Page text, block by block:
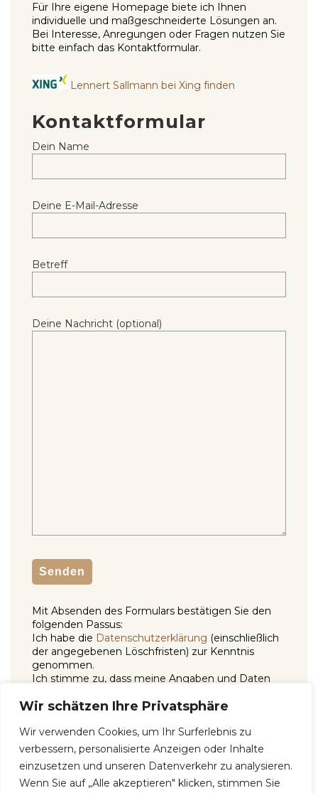
Wir schätzen Ihre Privatsphäre
Wir verwenden Cookies, um Ihr Surferlebnis zu
verbessern, personalisierte Anzeigen oder Inhalte
einzusetzen und unseren Datenverkehr zu analysieren.
Wenn Sie auf „Alle akzeptieren" klicken, stimmen Sie
Für Ihre eigene Homepage biete ich Ihnen
individuelle und maßgeschneiderte Lösungen an.
Bei Interesse, Anregungen oder Fragen nutzen Sie
bitte einfach das Kontaktformular.
Lennert Sallmann bei Xing finden
Kontaktformular
Dein Name
Deine E-Mail-Adresse
Betreff
Deine Nachricht (optional)
Mit Absenden des Formulars bestätigen Sie den
folgenden Passus:
Ich habe die Datenschutzerklärung (einschließlich
der angegebenen Löschfristen) zur Kenntnis
genommen.
Ich stimme zu, dass meine Angaben und Daten
erhoben und gespeichert werden. Die Einwilligung
info@ahnenglueck.de widerrufen werden.
Von einer Übersendung sensibler Daten (zum
Beispiel Gesundheitsdaten) auf diesem Weg bitten
wir abzusehen.